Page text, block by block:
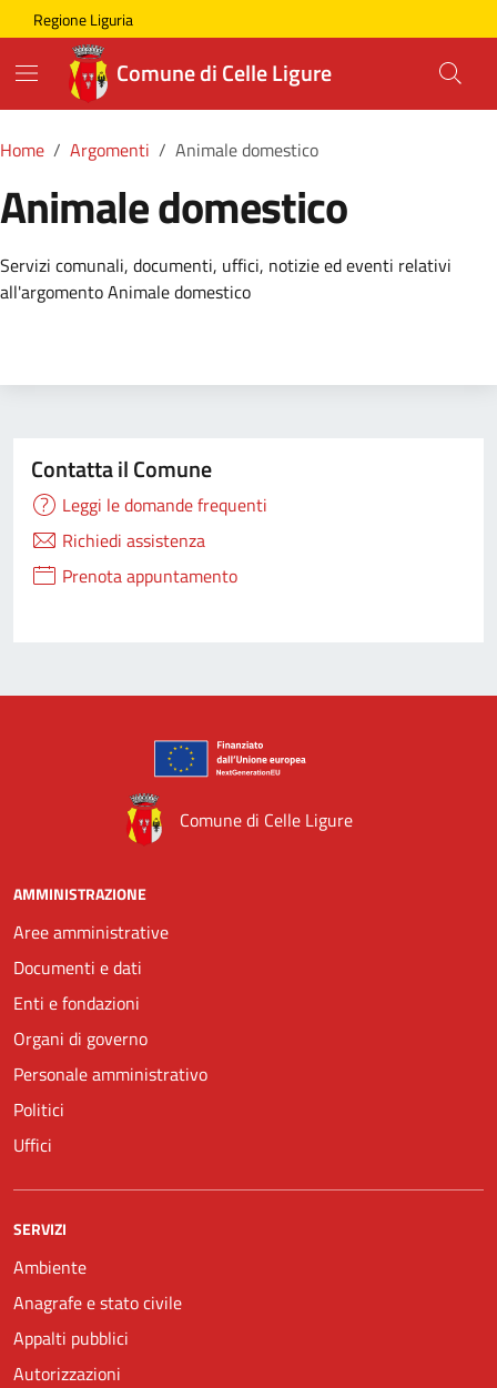
Skip to main content
Comune di Celle Ligure
Regione Liguria
Comune di Celle Ligure
Home Argomenti Animale domestico
Animale domestico
Dettagli della Notizia
Servizi comunali, documenti, uffici, notizie ed eventi relativi
all'argomento Animale domestico
Contatta il Comune
Leggi le domande frequenti
Richiedi assistenza
Prenota appuntamento
Comune di Celle Ligure
AMMINISTRAZIONE
Aree amministrative
Documenti e dati
Enti e fondazioni
Organi di governo
Personale amministrativo
Politici
Uffici
SERVIZI
Ambiente
Anagrafe e stato civile
Appalti pubblici
Autorizzazioni